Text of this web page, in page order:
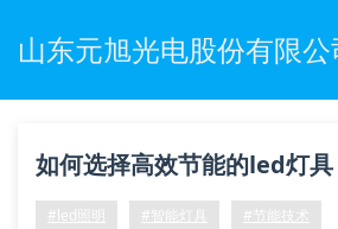
山东元旭光电股份有限公
如何选择高效节能的led灯
须知道！
#led照明 #智能灯具 #节能技术